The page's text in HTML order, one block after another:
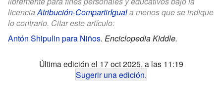
licenciaAtribución-CompartirIguala menos que se indique
lo contrario. Citar este artículo:
Antón Shipulin para Niños. Enciclopedia Kiddle.
Última edición el 17 oct 2025, a las 11:19
Sugerir una edición.